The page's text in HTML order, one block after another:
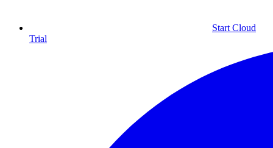
Start Cloud
Trial